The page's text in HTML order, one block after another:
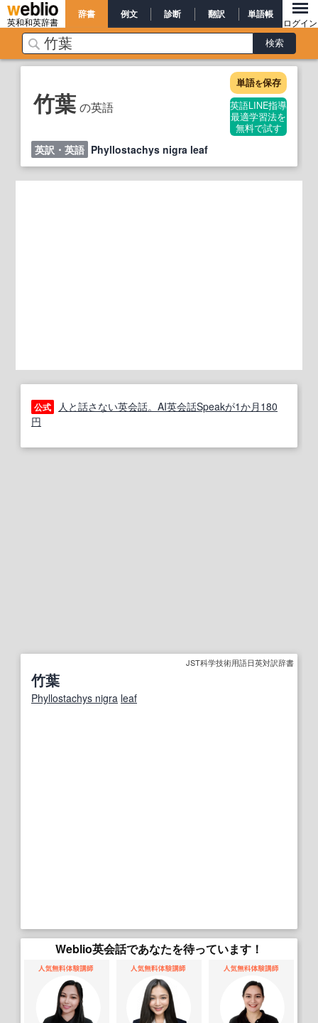
英和和英辞書
辞書 例文 診断 翻訳 単語帳
ログイン
竹葉 の英語
単語を保存
英語LINE指導
最適学習法を
無料で試す
英訳・英語 Phyllostachys nigra leaf
公式
人と話さない英会話。AI英会話Speakが1か月180
円
JST科学技術用語日英対訳辞書
竹葉
Phyllostachys nigra leaf
Weblio英会話であなたを待っています！